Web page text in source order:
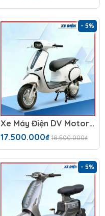
- 5%
Xe Máy Điện DV Motor Takashi NozaX (60V-23A) 5 Bình
17.500.000₫ 18.500.000₫
- 5%